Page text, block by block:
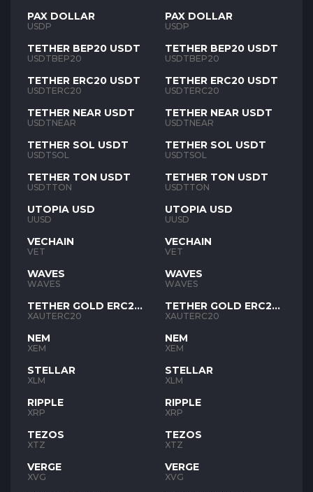
PAX DOLLAR
USDP
TETHER BEP20 USDT
USDTBEP20
TETHER ERC20 USDT
USDTERC20
TETHER NEAR USDT
USDTNEAR
TETHER SOL USDT
USDTSOL
TETHER TON USDT
USDTTON
UTOPIA USD
UUSD
VECHAIN
VET
WAVES
WAVES
TETHER GOLD ERC20
XAUT
XAUTERC20
NEM
XEM
STELLAR
XLM
RIPPLE
XRP
TEZOS
XTZ
VERGE
XVG
PAX DOLLAR
USDP
TETHER BEP20 USDT
USDTBEP20
TETHER ERC20 USDT
USDTERC20
TETHER NEAR USDT
USDTNEAR
TETHER SOL USDT
USDTSOL
TETHER TON USDT
USDTTON
UTOPIA USD
UUSD
VECHAIN
VET
WAVES
WAVES
TETHER GOLD ERC20
XAUT
XAUTERC20
NEM
XEM
STELLAR
XLM
RIPPLE
XRP
TEZOS
XTZ
VERGE
XVG